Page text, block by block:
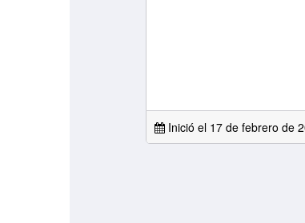
Inició el 17 de febrero de